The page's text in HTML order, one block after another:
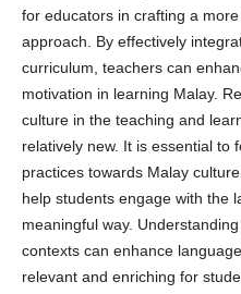
for educators in crafting a
approach. By effectively
curriculum, teachers can
motivation in learning Malay.
culture in the teaching and
relatively new. It is essential to
practices towards Malay
help students engage with the
meaningful way.
contexts can enhance
relevant and enriching for